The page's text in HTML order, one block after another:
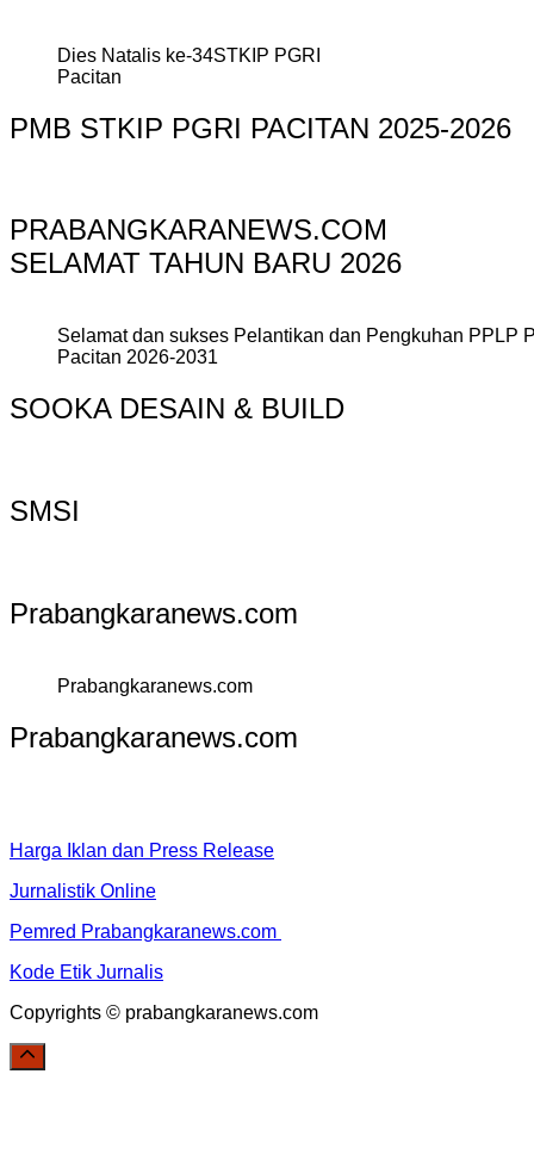
Dies Natalis ke-34STKIP PGRI
Pacitan
PMB STKIP PGRI PACITAN 2025-2026
PRABANGKARANEWS.COM
SELAMAT TAHUN BARU 2026
Selamat dan sukses Pelantikan dan Pengkuhan PPLP
Pacitan 2026-2031
SOOKA DESAIN & BUILD
SMSI
Prabangkaranews.com
Prabangkaranews.com
Prabangkaranews.com
Harga Iklan dan Press Release
Jurnalistik Online
Pemred Prabangkaranews.com
Kode Etik Jurnalis
Copyrights © prabangkaranews.com